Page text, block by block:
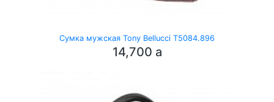
Сумка мужская Tony Bellucci T5084.896
14,700 a